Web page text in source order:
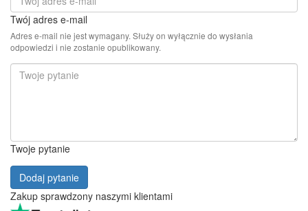
Twój adres e-mail
Adres e-mail nie jest wymagany. Służy on wyłącznie do wysłania
odpowiedzi i nie zostanie opublikowany.
Twoje pytanie
Dodaj pytanie
Zakup sprawdzony naszymi klientami